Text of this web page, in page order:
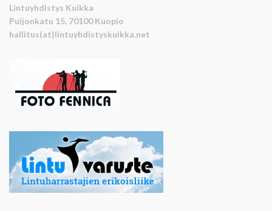
Lintuyhdistys Kuikka
Puijonkatu 15, 70100 Kuopio
hallitus(at)lintuyhdistyskuikka.net